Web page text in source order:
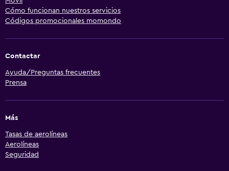
Cómo funcionan nuestros servicios
Códigos promocionales momondo
Contactar
Ayuda/Preguntas frecuentes
Prensa
Más
Tasas de aerolíneas
Aerolíneas
Seguridad